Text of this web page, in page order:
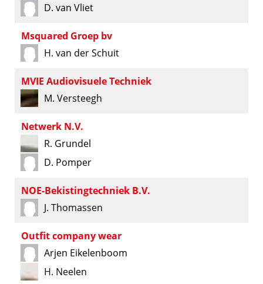
D. van Vliet
Msquared Groep bv
H. van der Schuit
MVIE Audiovisuele Techniek
M. Versteegh
Netwerk N.V.
R. Grundel
D. Pomper
NOE-Bekistingtechniek B.V.
J. Thomassen
Outfit company wear
Arjen Eikelenboom
H. Neelen